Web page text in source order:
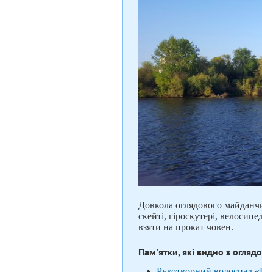
Довкола оглядового
скейті, гіроскутері,
взяти на прокат човен.
Пам'ятки, які видно з